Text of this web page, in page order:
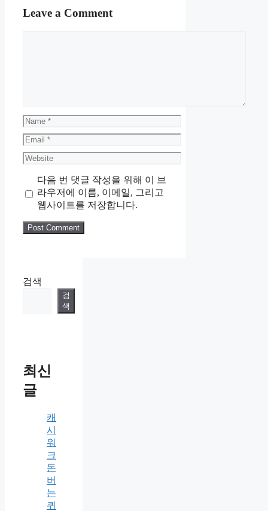
Leave a Comment
Name
Email
Website
다음 번 댓글 작성을 위해 이 브
라우저에 이름, 이메일, 그리고
웹사이트를 저장합니다.
검색
검
색
최신
글
캐
시
워
크
돈
버
는
퀴